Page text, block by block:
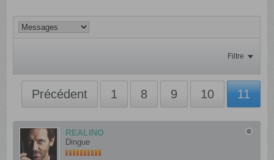
Filtre
Précédent 1 8 9 10 11
REALINO
Dingue